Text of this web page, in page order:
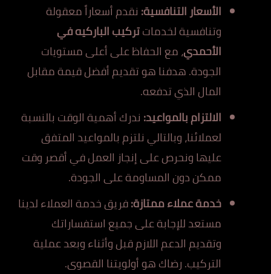
الأسعار التنافسية: نقدم أسعاراً معقولة
وتنافسية لخدماتتركيب الباركيه في
الأحمدي، مع الحفاظ على أعلى مستويات
الجودة. هدفنا هو تقديم أفضل قيمة مقابل
المال الذي تدفعه.
الالتزام بالمواعيد: ندرك أهمية الوقت بالنسبة
لعملائنا، وبالتالي نلتزم بالمواعيد المتفق
عليها ونحرص على إنجاز العمل في أقصر وقت
ممكن دون المساومة على الجودة.
خدمة عملاء ممتازة:فريق خدمة العملاء لدينا
مستعد للإجابة على جميع استفساراتك
وتقديم الدعم اللازم قبل وأثناء وبعد عملية
التركيب. رضاك هو أولويتنا القصوى.